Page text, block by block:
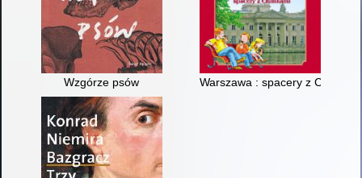
Wzgórze psów Warszawa : spacery z